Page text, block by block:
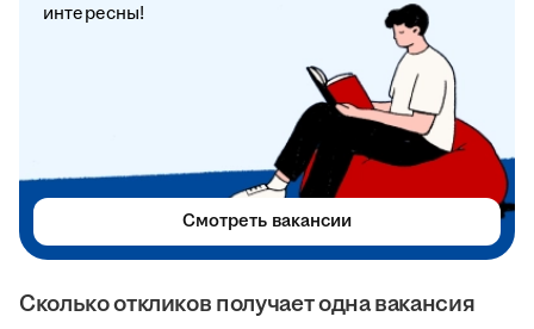
Сколько откликов получает одна вакансия
интересны!
Смотреть вакансии